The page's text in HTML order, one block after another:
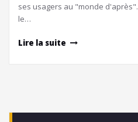
ses usagers au "monde
le…
Lire la suite